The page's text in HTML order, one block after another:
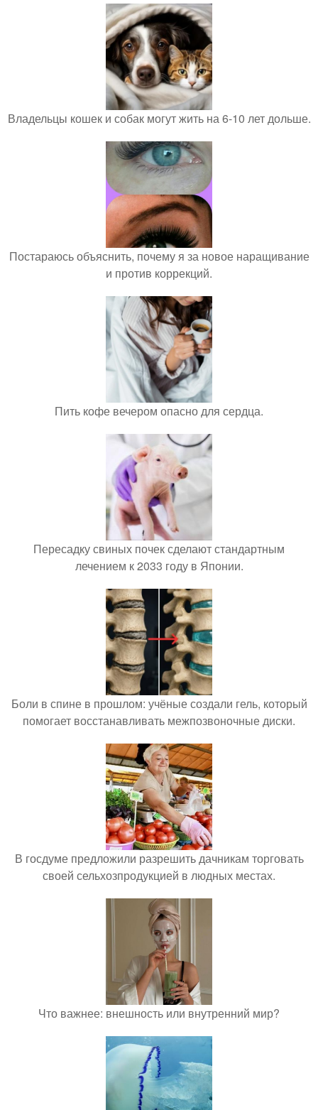
Владельцы кошек и собак могут жить на 6-10 лет дольше.
Постараюсь объяснить, почему я за новое наращивание
и против коррекций.
Пить кофе вечером опасно для сердца.
Пересадку свиных почек сделают стандартным
лечением к 2033 году в Японии.
Боли в спине в прошлом: учёные создали гель, который
помогает восстанавливать межпозвоночные диски.
В госдуме предложили разрешить дачникам торговать
своей сельхозпродукцией в людных местах.
Что важнее: внешность или внутренний мир?